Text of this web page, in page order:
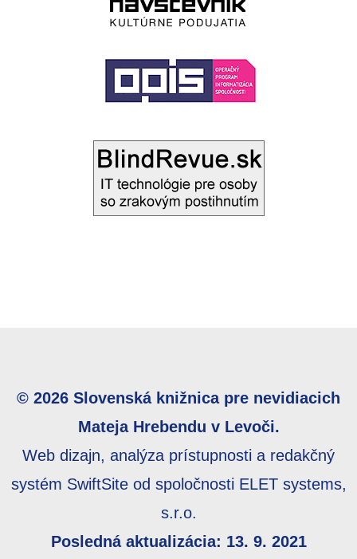
© 2026 Slovenská knižnica pre nevidiacich
Mateja Hrebendu v Levoči.
Web dizajn, analýza prístupnosti a redakčný
systém SwiftSite od spoločnosti ELET systems,
s.r.o.
Posledná aktualizácia: 13. 9. 2021